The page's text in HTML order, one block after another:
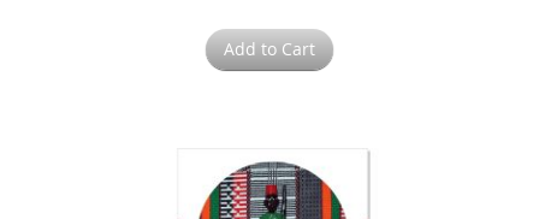
Add to Cart